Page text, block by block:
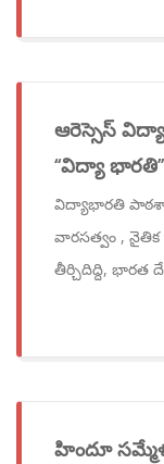
ఆరెస్సెస్
‘‘విద్యా భారతి’’
విద్యాభారతి
వారసత్వం , నైతిక
తీర్చిదిద్ది, భారత
హిందూ